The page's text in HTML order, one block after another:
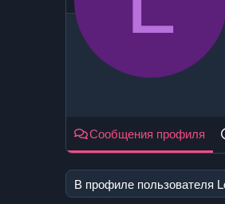
Сообщения профиля
В профиле пользователя